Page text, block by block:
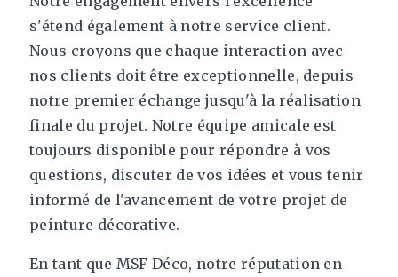
s'étend également à notre service client.
Nous croyons que chaque interaction avec
nos clients doit être exceptionnelle, depuis
notre premier échange jusqu'à la réalisation
finale du projet. Notre équipe amicale est
toujours disponible pour répondre à vos
questions, discuter de vos idées et vous tenir
informé de l'avancement de votre projet de
peinture décorative.
En tant que MSF Déco, notre réputation en